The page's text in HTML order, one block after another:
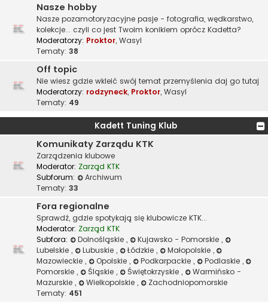
Nasze hobby
Nasze pozamotoryzacyjne pasje - fotografia, wędkarstwo,
kolekcje... czyli co jest Twoim konikiem oprócz Kadetta?
Moderatorzy: Proktor, Wasyl
Tematy: 38
Off topic
Nie wiesz gdzie wkleić swój temat przemyślenia daj go tutaj
Moderatorzy: rodzyneck, Proktor, Wasyl
Tematy: 49
Kadett Tuning Klub
Komunikaty Zarządu KTK
Zarządzenia klubowe
Moderator: Zarząd KTK
Subforum:
Archiwum
Tematy: 33
Fora regionalne
Sprawdź, gdzie spotykają się klubowicze KTK...
Moderator: Zarząd KTK
Subfora:
Dolnośląskie , Kujawsko - Pomorskie ,
Lubelskie , Lubuskie , Łódzkie , Małopolskie ,
Mazowieckie , Opolskie , Podkarpackie , Podlaskie ,
Pomorskie , Śląskie , Świętokrzyskie ,
Warmińsko -
Mazurskie , Wielkopolskie ,
Zachodniopomorskie
Tematy: 451